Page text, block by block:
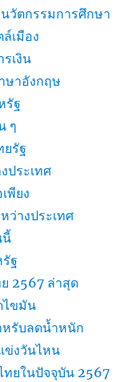
วัตกรรมการศึกษา
เมือง
เงิน
ษาอังกฤษ
รัฐ
ๆ
ยรัฐ
ประเทศ
พียง
ว่างประเทศ
นี้
ฐ
2567 ล่าสุด
ไขมัน
รับลดน้ำหนัก
ข่งวันไหน
ทยในปัจจุบัน 2567